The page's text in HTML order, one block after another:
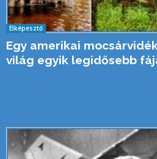
Elképesztő
Egy amerikai
világ egyik legidősebb